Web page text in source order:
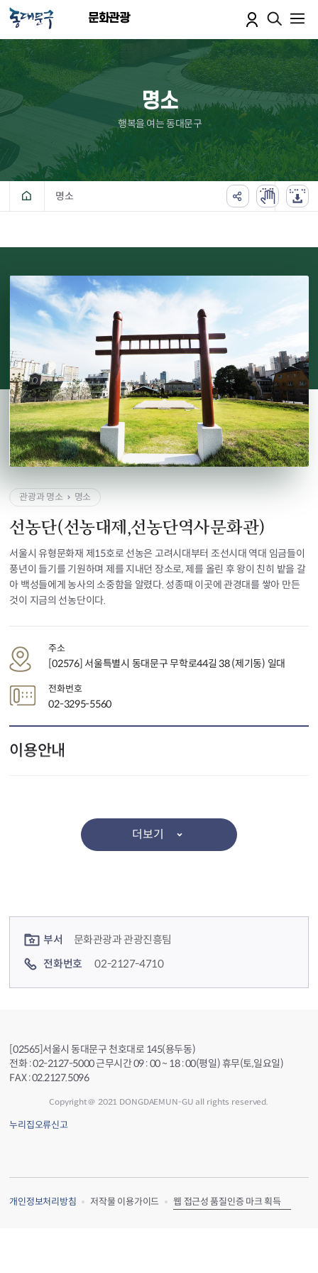
문화관광
명소
행복을 여는 동대문구
명소
관광과 명소 명소
선농단(선농대제,선농단역사문화관)
서울시 유형문화재 제15호로 선농은 고려시대부터 조선시대 역대 임금들이
풍년이 들기를 기원하며 제를 지내던 장소로, 제를 올린 후 왕이 친히 밭을 갈
아 백성들에게 농사의 소중함을 알렸다. 성종때 이곳에 관경대를 쌓아 만든
것이 지금의 선농단이다.
주소
[02576] 서울특별시 동대문구 무학로44길 38 (제기동) 일대
전화번호
02-3295-5560
이용안내
더보기
부서
문화관광과 관광진흥팀
전화번호
02-2127-4710
[02565]서울시 동대문구 천호대로 145(용두동)
전화 : 02-2127-5000 근무시간 09 : 00 ~ 18 : 00(평일) 휴무(토,일요일)
FAX : 02.2127.5096
Copyright＠ 2021 DONGDAEMUN-GU all rights reserved.
누리집오류신고
개인정보처리방침 저작물 이용가이드 웹 접근성 품질인증 마크 획득